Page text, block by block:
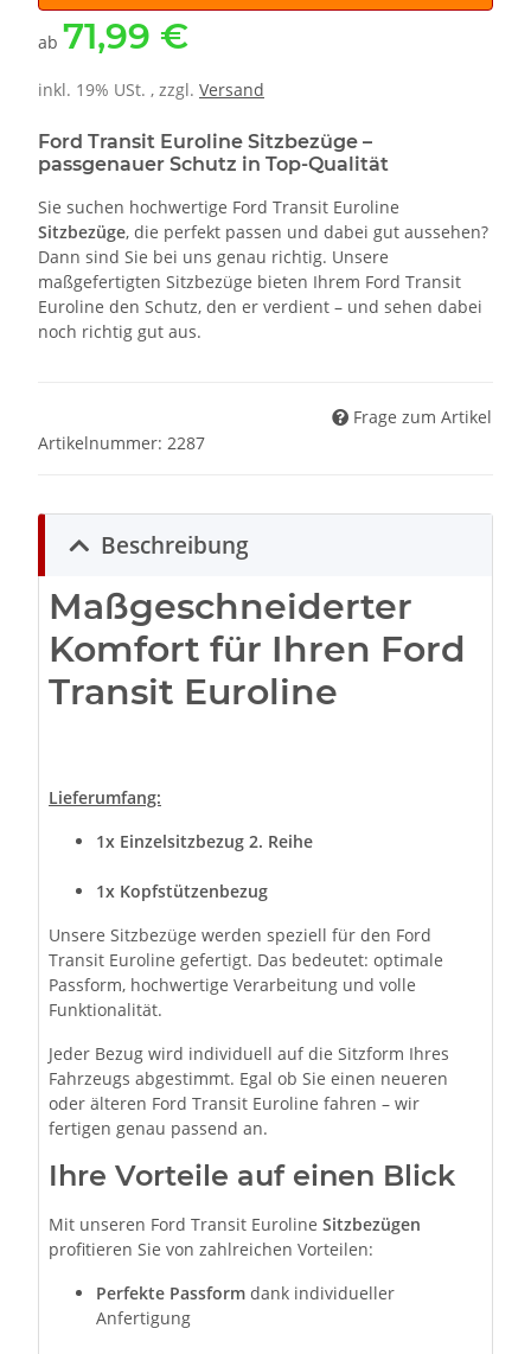
ab 71,99 €
inkl. 19% USt. , zzgl. Versand
Ford Transit Euroline Sitzbezüge –
passgenauer Schutz in Top-Qualität
Sie suchen hochwertige Ford Transit Euroline
Sitzbezüge, die perfekt passen und dabei gut aussehen?
Dann sind Sie bei uns genau richtig. Unsere
maßgefertigten Sitzbezüge bieten Ihrem Ford Transit
Euroline den Schutz, den er verdient – und sehen dabei
noch richtig gut aus.
Frage zum Artikel
Artikelnummer: 2287
Beschreibung
Maßgeschneiderter
Komfort für Ihren Ford
Transit Euroline
Lieferumfang:
1x Einzelsitzbezug 2. Reihe
1x Kopfstützenbezug
Unsere Sitzbezüge werden speziell für den Ford
Transit Euroline gefertigt. Das bedeutet: optimale
Passform, hochwertige Verarbeitung und volle
Funktionalität.
Jeder Bezug wird individuell auf die Sitzform Ihres
Fahrzeugs abgestimmt. Egal ob Sie einen neueren
oder älteren Ford Transit Euroline fahren – wir
fertigen genau passend an.
Ihre Vorteile auf einen Blick
Mit unseren Ford Transit Euroline Sitzbezügen
profitieren Sie von zahlreichen Vorteilen:
Perfekte Passform dank individueller
Anfertigung